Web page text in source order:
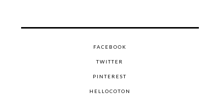
FACEBOOK
TWITTER
PINTEREST
HELLOCOTON